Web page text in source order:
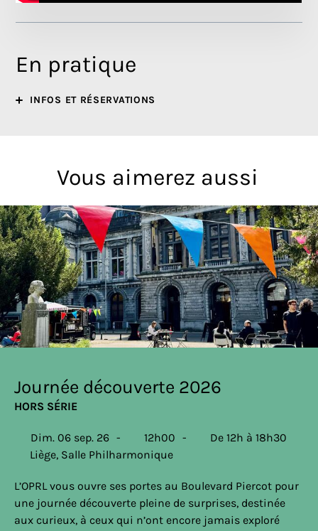
En pratique
INFOS ET RÉSERVATIONS
Vous aimerez aussi
Journée découverte 2026
HORS SÉRIE
Dim. 06 sep. 26 12h00
De 12h à 18h30
Liège, Salle Philharmonique
L’OPRL vous ouvre ses portes au Boulevard Piercot pour
une journée découverte pleine de surprises, destinée
aux curieux, à ceux qui n’ont encore jamais exploré